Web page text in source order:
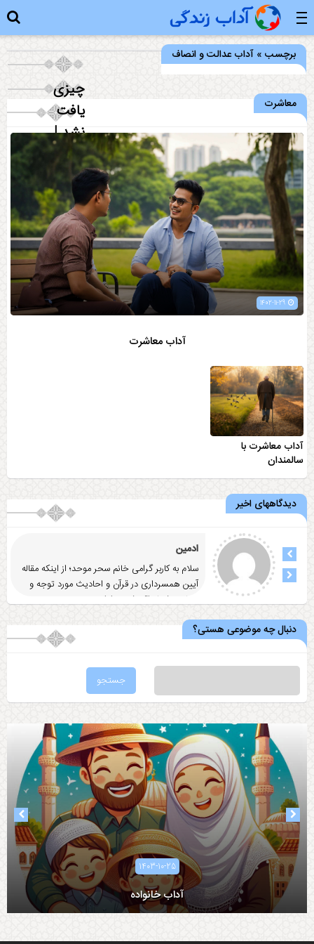
برچسب » آداب عدالت و انصاف
چیزی
یافت
نشد !
معاشرت
آداب معاشرت
آداب معاشرت با
سالمندان
دیدگاههای اخیر
ادمین
سلام به کاربر گرامی خانم سحر موحد؛ از اینکه مقاله
آيين همسرداری در قرآن و احاديث مورد توجه و
رضایت شما واقع شد
... ادامه
دنبال چه موضوعی هستی؟
1403-10-25
آداب خانواده